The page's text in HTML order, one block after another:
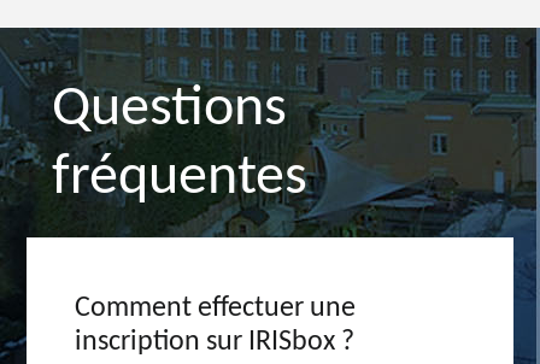
Questions
fréquentes
Comment effectuer une
inscription sur IRISbox ?